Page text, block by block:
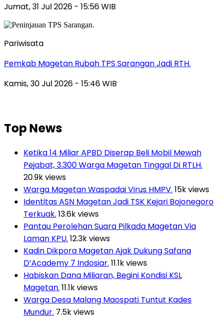
Jumat, 31 Jul 2026 - 15:56 WIB
Pariwisata
Pemkab Magetan Rubah TPS Sarangan Jadi RTH.
Kamis, 30 Jul 2026 - 15:46 WIB
Top News
Ketika 14 Miliar APBD Diserap Beli Mobil Mewah
Pejabat, 3.300 Warga Magetan Tinggal Di RTLH.
20.9k views
Warga Magetan Waspadai Virus HMPV. 15k views
Identitas ASN Magetan Jadi TSK Kejari Bojonegoro
Terkuak. 13.6k views
Pantau Perolehan Suara Pilkada Magetan Via
Laman KPU. 12.3k views
Kadin Dikpora Magetan Ajak Dukung Safana
D’Academy 7 Indosiar. 11.1k views
Habiskan Dana Miliaran, Begini Kondisi KSL
Magetan. 11.1k views
Warga Desa Malang Maospati Tuntut Kades
Mundur. 7.5k views